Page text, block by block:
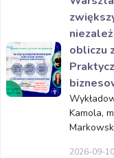
obliczu
Kamola,
2026-09-